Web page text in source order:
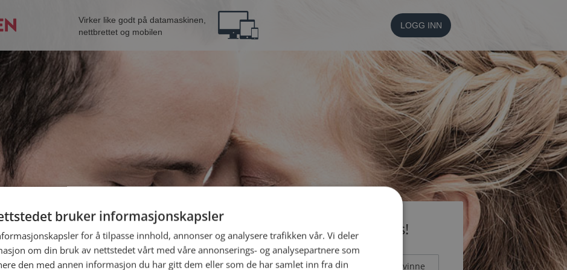
Virker like godt på datamaskinen,
nettbrettet og mobilen
LOGG INN
fra Gran Bli medlem gratis!
Jeg er en: Mann Kvinne
bruker informasjonskapsler
for å tilpasse innhold, annonser og analysere trafikken vår. Vi deler
om din bruk av nettstedet vårt med våre annonserings- og analysepartnere som
den med annen informasjon du har gitt dem eller som de har samlet inn fra din